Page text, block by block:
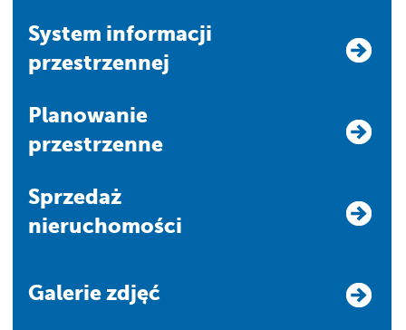
system informacji
przestrzennej
Planowanie
przestrzenne
Sprzedaż
nieruchomości
Galerie zdjęć